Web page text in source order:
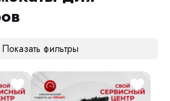
Показать фильтры